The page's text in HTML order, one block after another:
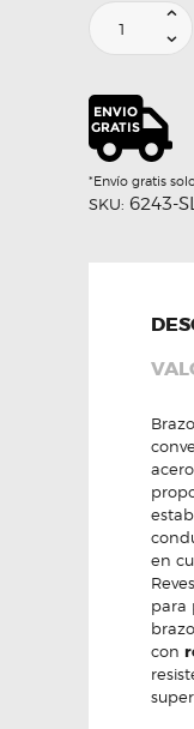
KIT
BRAZOS
UNIBALL
-
HARDRACE
cantidad
*Envío gratis
SKU: 6243-
en
para
con